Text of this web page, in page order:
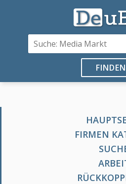
FINDEN
FIRMEN